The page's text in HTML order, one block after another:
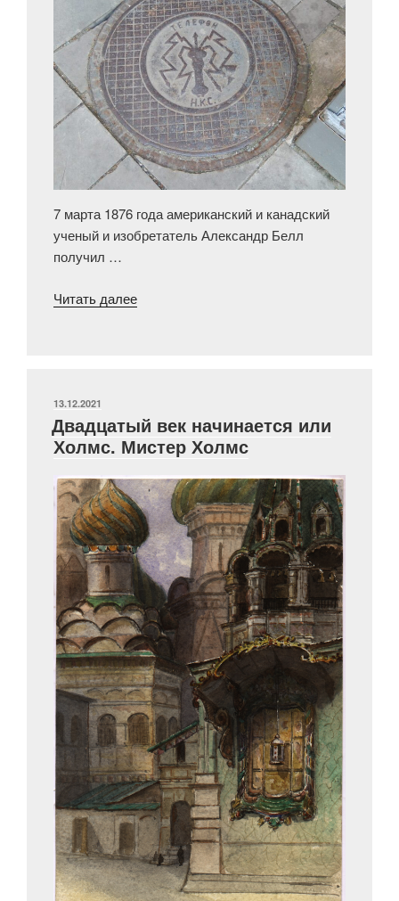
7 марта 1876 года американский и канадский
ученый и изобретатель Александр Белл
получил …
Читать далее«Тут
под
ногами»
ОПУБЛИКОВАНО
13.12.2021
Двадцатый век начинается или
Холмс. Мистер Холмс